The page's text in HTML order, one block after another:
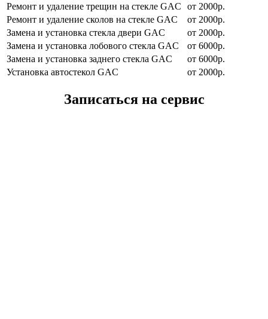
Ремонт и удаление трещин на стекле GAC
от 2000р.
Ремонт и удаление сколов на стекле GAC
от 2000р.
Замена и установка стекла двери GAC
от 2000р.
Замена и установка лобового стекла GAC
от 6000р.
Замена и установка заднего стекла GAC
от 6000р.
Установка автостекол GAC
от 2000р.
Записаться на сервис